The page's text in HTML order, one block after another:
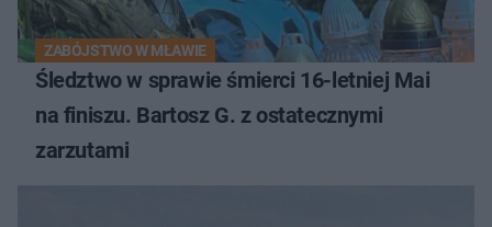
ZABÓJSTWO W MŁAWIE
Śledztwo w sprawie śmierci 16-letniej Mai
na finiszu. Bartosz G. z ostatecznymi
zarzutami